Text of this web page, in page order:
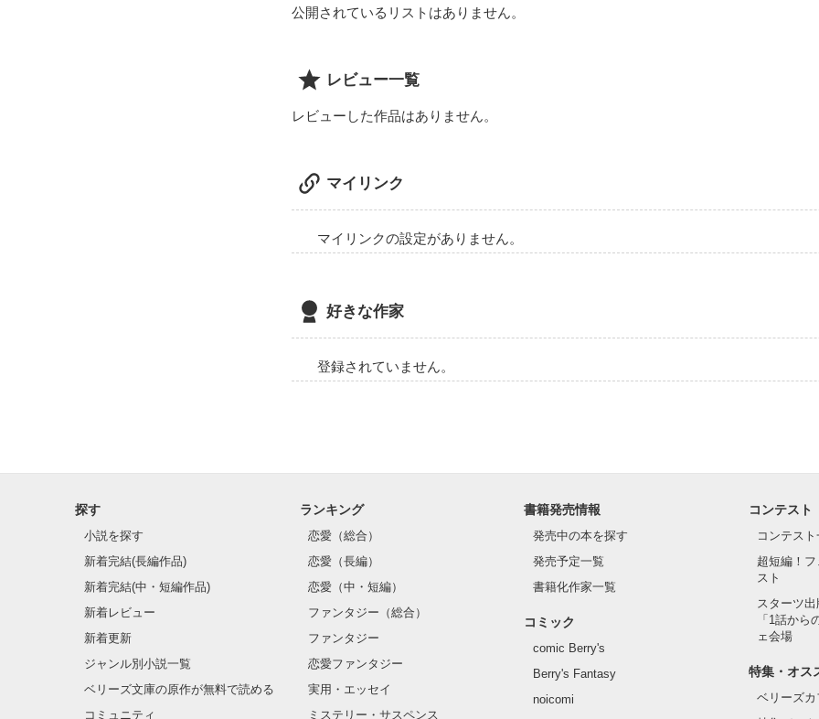
どれほどめまぐるしく生きても、
青春という時代に、キミと恋人になって、
青春という時代に、キミは命を落としてしまったけれど、
ユーレイでも、人魂でも、なんでもいい。
そうしたら、後悔していることの全部、償ってみせるから・・・
2016.8.31　完結＆公開
身に余る光栄です
◇◆◇◆◇◆◇◆◇◆◇◆◇◆◇◆◇◆◇◆◇◆◇◆◇◆◇◆◇◆◇
                この小説を読んでくださる方
              お一人お一人に心から感謝しています
公開されているリストはありません。
レビュー一覧
レビューした作品はありません。
マイリンク
マイリンクの設定がありません。
好きな作家
登録されていません。
探す
小説を探す
新着完結(長編作品)
新着完結(中・短編作品)
新着レビュー
新着更新
ジャンル別小説一覧
ベリーズ文庫の原作が無料で読める
コミュニティ
ランキング
恋愛（総合）
恋愛（長編）
恋愛（中・短編）
ファンタジー（総合）
ファンタジー
恋愛ファンタジー
実用・エッセイ
ミステリー・サスペンス
書籍発売情報
発売中の本を探す
発売予定一覧
書籍化作家一覧
コミック
comic Berry's
Berry's Fantasy
noicomi
コンテスト
コンテス
超短編！
スト
スターツ
「1話から
ェ会場
特集・オス
ベリーズ